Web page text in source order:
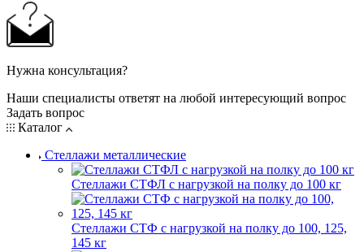
Нужна консультация?
Наши специалисты ответят на любой интересующий вопрос
Задать вопрос
Каталог
Стеллажи металлические
Стеллажи СТФЛ с нагрузкой на полку до 100 кг
Стеллажи СТФ с нагрузкой на полку до 100, 125,
145 кг